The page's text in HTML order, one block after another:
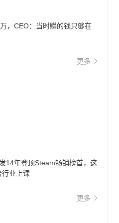
，CEO：当时赚的钱只够在
更多
14年登顶Steam畅销榜首，这
行业上课
更多